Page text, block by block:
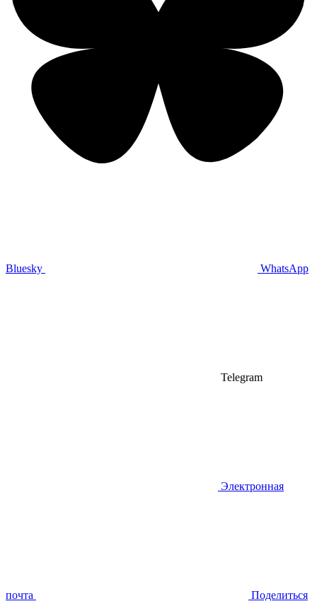
Bluesky WhatsApp
Telegram
Электронная
почта Поделиться